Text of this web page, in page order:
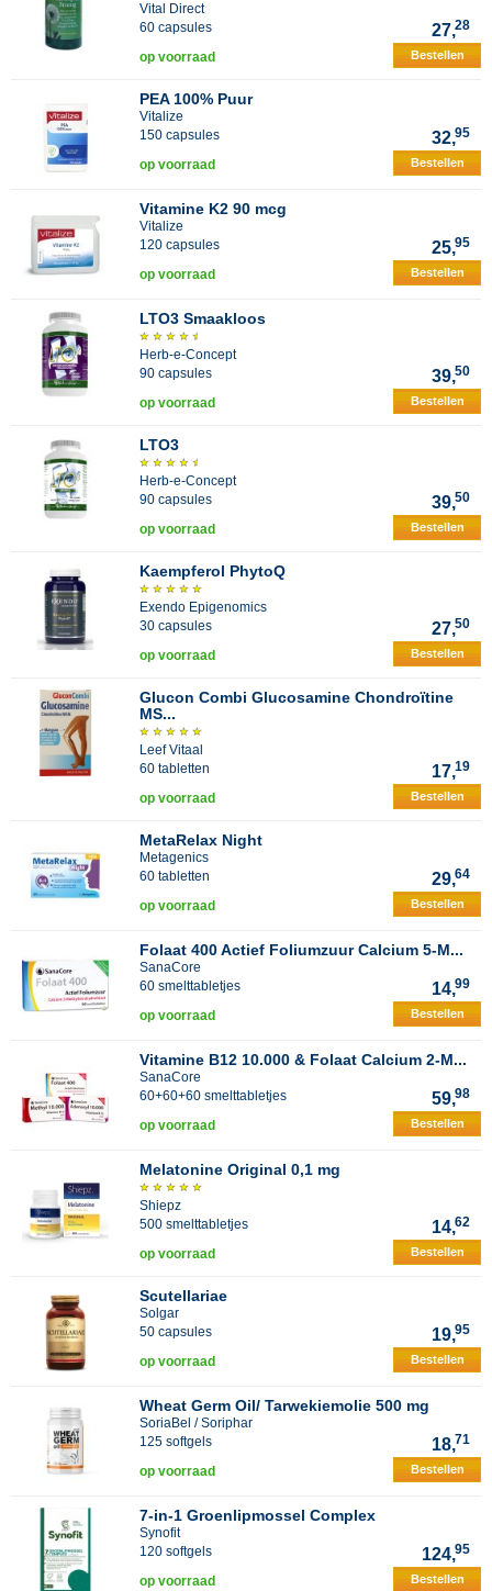
Vital Direct
60 capsules
27,28
op voorraad Bestellen
PEA 100% Puur
Vitalize
150 capsules
32,95
op voorraad Bestellen
Vitamine K2 90 mcg
Vitalize
120 capsules
25,95
op voorraad Bestellen
LTO3 Smaakloos
Herb-e-Concept
90 capsules
39,50
op voorraad Bestellen
LTO3
Herb-e-Concept
90 capsules
39,50
op voorraad Bestellen
Kaempferol PhytoQ
Exendo Epigenomics
30 capsules
27,50
op voorraad Bestellen
Glucon Combi Glucosamine Chondroïtine
MS...
Leef Vitaal
60 tabletten
17,19
op voorraad Bestellen
MetaRelax Night
Metagenics
60 tabletten
29,64
op voorraad Bestellen
Folaat 400 Actief Foliumzuur Calcium 5-M...
SanaCore
60 smelttabletjes
14,99
op voorraad Bestellen
Vitamine B12 10.000 & Folaat Calcium 2-M...
SanaCore
60+60+60 smelttabletjes
59,98
op voorraad Bestellen
Melatonine Original 0,1 mg
Shiepz
500 smelttabletjes
14,62
op voorraad Bestellen
Scutellariae
Solgar
50 capsules
19,95
op voorraad Bestellen
Wheat Germ Oil/ Tarwekiemolie 500 mg
SoriaBel / Soriphar
125 softgels
18,71
op voorraad Bestellen
7-in-1 Groenlipmossel Complex
Synofit
120 softgels
124,95
op voorraad Bestellen